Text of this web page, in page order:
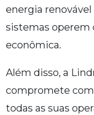
energia
sistemas operem
econômica.
Além disso, a
compromete
todas as suas